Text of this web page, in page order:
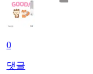
0
댓글